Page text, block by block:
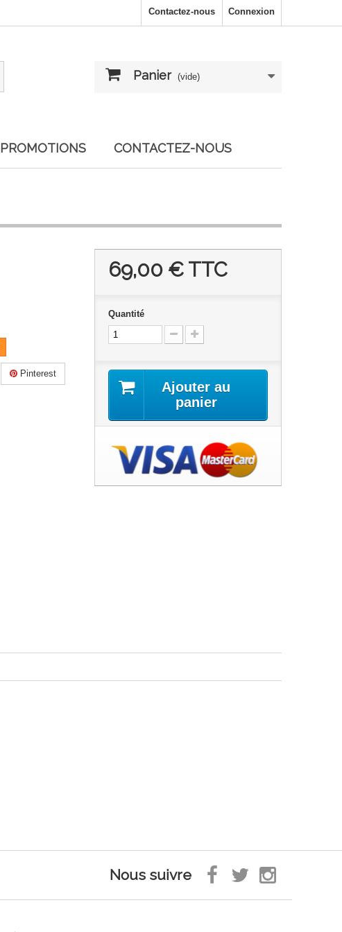
Connexion
Contactez-nous
Panier (vide)
PROMOTIONS CONTACTEZ-NOUS
Pinterest
69,00 €TTC
Quantité
Ajouter au
panier
Nous suivre